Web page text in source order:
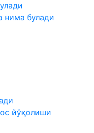
нима булади
йўқолиши